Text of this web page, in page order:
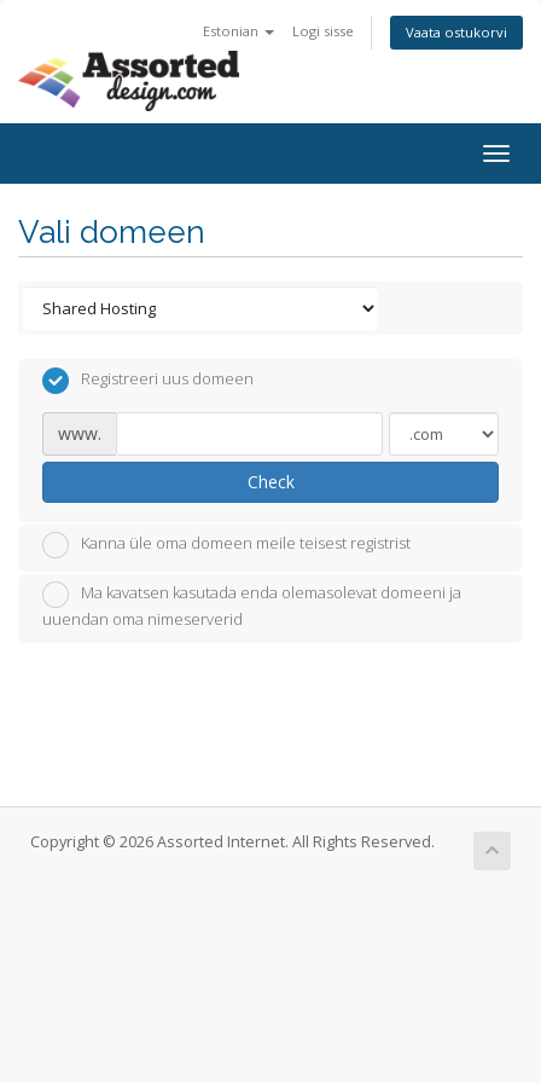
Estonian Logi sisse Vaata ostukorvi
Vali domeen
Registreeri uus domeen
www.
Check
Kanna üle oma domeen meile teisest registrist
Ma kavatsen kasutada enda olemasolevat domeeni ja
uuendan oma nimeserverid
Copyright © 2026 Assorted Internet. All Rights Reserved.